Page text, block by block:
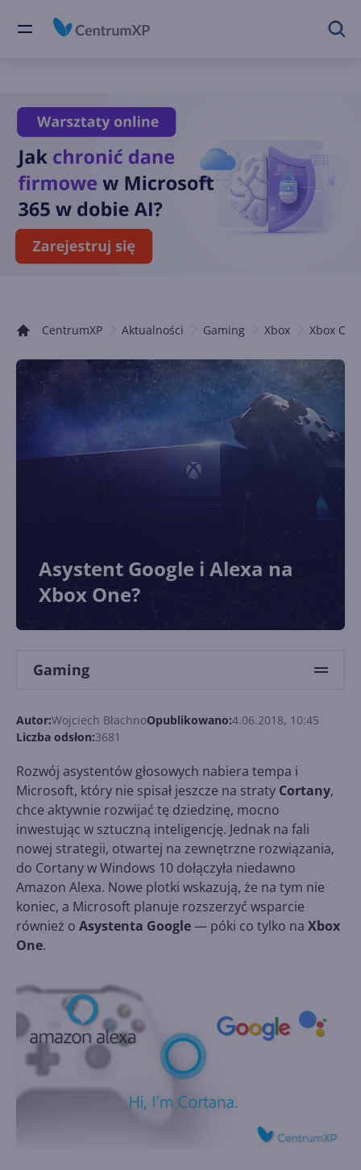
CentrumXP Aktualności Gaming Xbox Xbox One
Asystent Google i Alexa na
Xbox One?
Gaming
Autor:Wojciech BłachnoOpublikowano:4.06.2018, 10:45
Liczba odsłon:3681
Rozwój asystentów głosowych nabiera tempa i
Microsoft, który nie spisał jeszcze na straty Cortany,
chce aktywnie rozwijać tę dziedzinę, mocno
inwestując w sztuczną inteligencję. Jednak na fali
nowej strategii, otwartej na zewnętrzne rozwiązania,
do Cortany w Windows 10 dołączyła niedawno
Amazon Alexa. Nowe plotki wskazują, że na tym nie
koniec, a Microsoft planuje rozszerzyć wsparcie
również o Asystenta Google— póki co tylko na Xbox
One.